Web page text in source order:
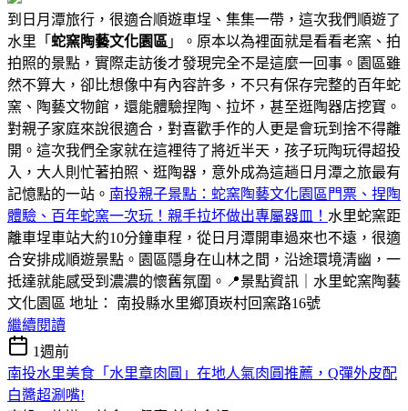
到日月潭旅行，很適合順遊車埕、集集一帶，這次我們順遊了
水里「 蛇窯陶藝文化園區 」。原本以為裡面就是看看老窯、拍
拍照的景點，實際走訪後才發現完全不是這麼一回事。園區雖
然不算大，卻比想像中有內容許多，不只有保存完整的百年蛇
窯、陶藝文物館，還能體驗捏陶、拉坏，甚至逛陶器店挖寶。
對親子家庭來說很適合，對喜歡手作的人更是會玩到捨不得離
開。這次我們全家就在這裡待了將近半天，孩子玩陶玩得超投
入，大人則忙著拍照、逛陶器，意外成為這趟日月潭之旅最有
記憶點的一站。 南投親子景點：蛇窯陶藝文化園區門票、捏陶
體驗、百年蛇窯一次玩！親手拉坏做出專屬器皿！ 水里蛇窯距
離車埕車站大約10分鐘車程，從日月潭開車過來也不遠，很適
合安排成順遊景點。園區隱身在山林之間，沿途環境清幽，一
抵達就能感受到濃濃的懷舊氛圍。📍景點資訊｜水里蛇窯陶藝
文化園區 地址： 南投縣水里鄉頂崁村回窯路16號
繼續閱讀
1週前
南投水里美食「水里章肉圓」在地人氣肉圓推薦，Q彈外皮配
白醬超涮嘴!